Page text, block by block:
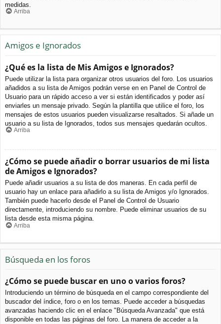
medidas.
Arriba
Amigos e Ignorados
¿Qué es la lista de Mis Amigos e Ignorados?
Puede utilizar la lista para organizar otros usuarios del foro. Los usuarios
añadidos a su lista de Amigos podrán verse en en Panel de Control de
Usuario para un rápido acceso a ver si están identificados y poder así
enviarles un mensaje privado. Según la plantilla que utilice el foro, los
mensajes de estos usuarios pueden visualizarse resaltados. Si añade un
usuario a su lista de Ignorados, todos sus mensajes quedarán ocultos.
Arriba
¿Cómo se puede añadir o borrar usuarios de mi lista
de Amigos e Ignorados?
Puede añadir usuarios a su lista de dos maneras. En cada perfil de
usuario hay un enlace para añadirlo a su lista de Amigos y/o Ignorados.
También puede hacerlo desde el Panel de Control de Usuario
directamente, introduciendo su nombre. Puede eliminar usuarios de su
lista desde esta misma página.
Arriba
Búsqueda en los foros
¿Cómo se puede buscar en uno o varios foros?
Introduciendo un término de búsqueda en el campo correspondiente del
buscador del índice, foro o en los temas. Puede acceder a búsquedas
avanzadas haciendo clic en el enlace "Búsqueda Avanzada" que está
disponible en todas las páginas del foro. La manera de acceder a la